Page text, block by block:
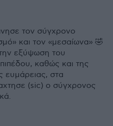
τον σύγχρονο
και τον «μεσαίωνα» 🤣
εξύψωση του
καθώς και της
ευμάρειας, στα
(sic) ο σύγχρονος